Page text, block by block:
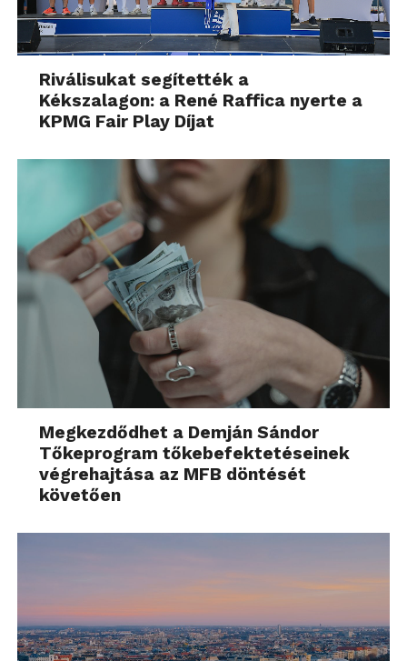
Riválisukat segítették a
Kékszalagon: a René Raffica nyerte a
KPMG Fair Play Díjat
Megkezdődhet a Demján Sándor
Tőkeprogram tőkebefektetéseinek
végrehajtása az MFB döntését
követően